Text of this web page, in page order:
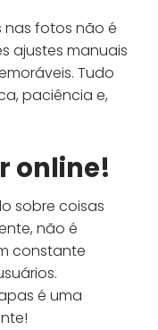
nas fotos não é
ajustes manuais
Tudo
paciência e,
online!
sobre coisas
não é
constante
é uma